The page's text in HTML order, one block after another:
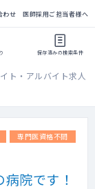
わせ 医師採用ご担当者様へ
保存済みの検索条件
ト・アルバイト求人
専門医資格不問
院です！